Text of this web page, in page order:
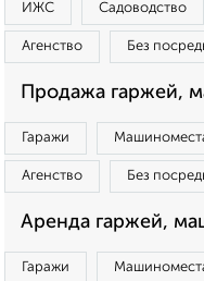
ИЖС Садоводство
Агенство Без
Продажа гаржей,
Гаражи
Агенство Без
Аренда гаржей,
Гаражи